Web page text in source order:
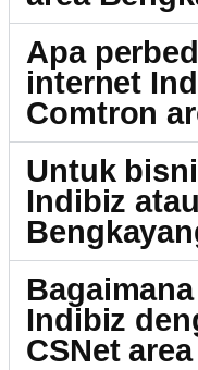
Apa
internet
Comtron
Untuk
Indibiz
Indibiz
CSNet